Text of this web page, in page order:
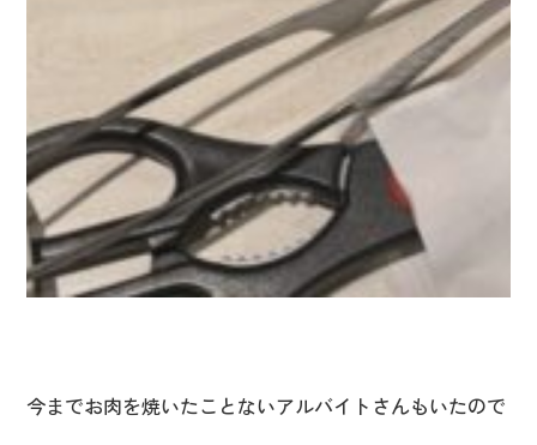
今までお肉を焼いたことないアルバイトさんもいたので